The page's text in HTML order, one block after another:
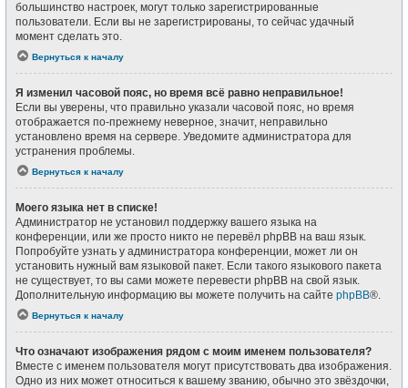
большинство настроек, могут только зарегистрированные
пользователи. Если вы не зарегистрированы, то сейчас удачный
момент сделать это.
Вернуться к началу
Я изменил часовой пояс, но время всё равно неправильное!
Если вы уверены, что правильно указали часовой пояс, но время
отображается по-прежнему неверное, значит, неправильно
установлено время на сервере. Уведомите администратора для
устранения проблемы.
Вернуться к началу
Моего языка нет в списке!
Администратор не установил поддержку вашего языка на
конференции, или же просто никто не перевёл phpBB на ваш язык.
Попробуйте узнать у администратора конференции, может ли он
установить нужный вам языковой пакет. Если такого языкового пакета
не существует, то вы сами можете перевести phpBB на свой язык.
Дополнительную информацию вы можете получить на сайте phpBB®.
Вернуться к началу
Что означают изображения рядом с моим именем пользователя?
Вместе с именем пользователя могут присутствовать два изображения.
Одно из них может относиться к вашему званию, обычно это звёздочки,